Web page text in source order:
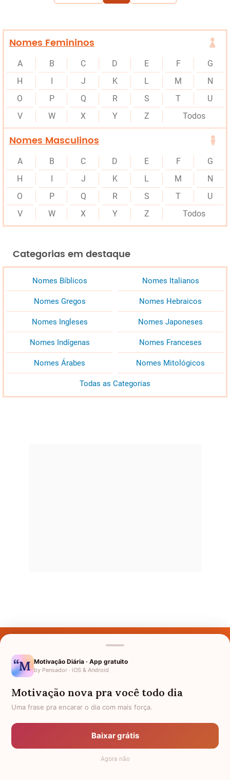
Nomes Femininos
A B C D E F
G
H
J K L M
N
O
P Q R S T
U
V
W X Y Z Todos
Nomes Masculinos
A B C D E F
G
H
J K L M
N
O
P Q R S T
U
V
W X Y Z Todos
Categorias em destaque
Nomes Bíblicos Nomes Italianos
Nomes Gregos Nomes Hebraicos
Nomes Ingleses Nomes Japoneses
Nomes Indígenas Nomes Franceses
Nomes Árabes Nomes Mitológicos
Todas as Categorias
Nomes pelo Mundo
Política de Privacidade
Anuncie
Termos de Uso
Motivação Diária · App gratuito
by Pensador · iOS & Android
Motivação nova pra você todo dia
Uma frase pra encarar o dia com mais força.
Baixar grátis
Agora não